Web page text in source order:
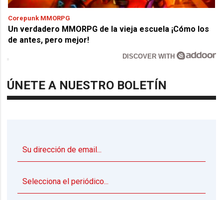
Corepunk MMORPG
Un verdadero MMORPG de la vieja escuela ¡Cómo los
de antes, pero mejor!
DISCOVER WITH
ÚNETE A NUESTRO BOLETÍN